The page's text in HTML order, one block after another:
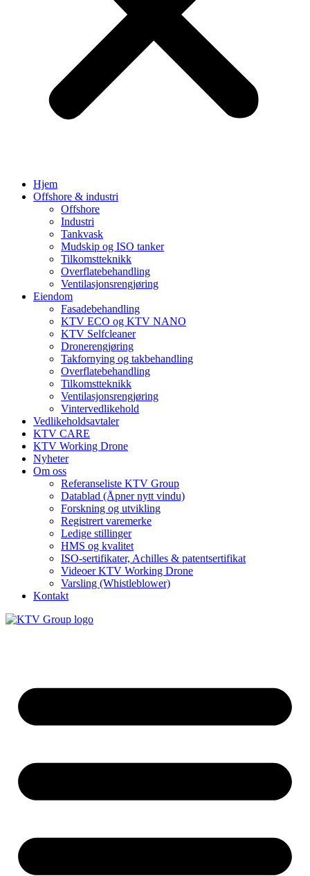
Hjem
Offshore & industri
Offshore
Industri
Tankvask
Mudskip og ISO tanker
Tilkomstteknikk
Overflatebehandling
Ventilasjonsrengjøring
Eiendom
Fasadebehandling
KTV ECO og KTV NANO
KTV Selfcleaner
Dronerengjøring
Takfornying og takbehandling
Overflatebehandling
Tilkomstteknikk
Ventilasjonsrengjøring
Vintervedlikehold
Vedlikeholdsavtaler
KTV CARE
KTV Working Drone
Nyheter
Om oss
Referanseliste KTV Group
Datablad (Åpner nytt vindu)
Forskning og utvikling
Registrert varemerke
Ledige stillinger
HMS og kvalitet
ISO-sertifikater, Achilles & patentsertifikat
Videoer KTV Working Drone
Varsling (Whistleblower)
Kontakt